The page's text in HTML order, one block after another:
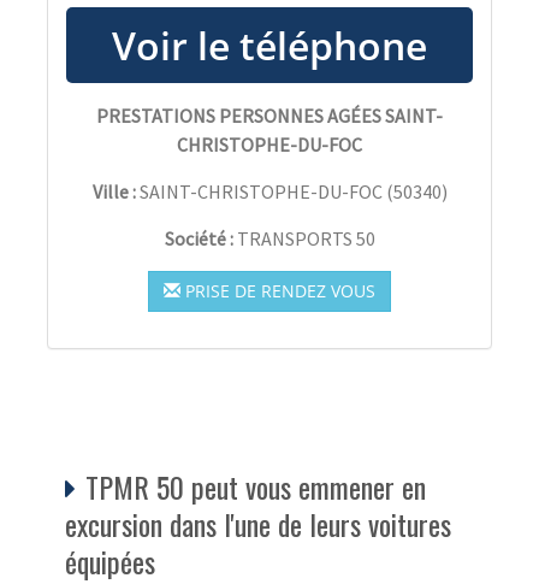
PRESTATIONS PERSONNES AGÉES SAINT-
CHRISTOPHE-DU-FOC
Ville :SAINT-CHRISTOPHE-DU-FOC(50340)
Société : TRANSPORTS 50
PRISE DE RENDEZ VOUS
TPMR 50 peut vous emmener en
excursion dans l'une de leurs voitures
équipées